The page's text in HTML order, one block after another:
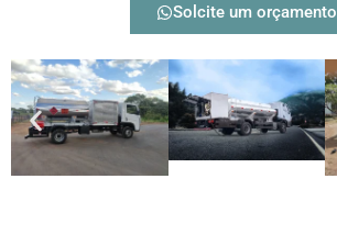
Solcite um orçamento